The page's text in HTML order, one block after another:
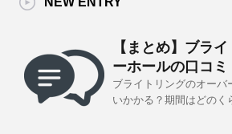
【まとめ】ブラ
ーホールの口コミ
ブライトリングのオーバ
いかかる？期間はどのく